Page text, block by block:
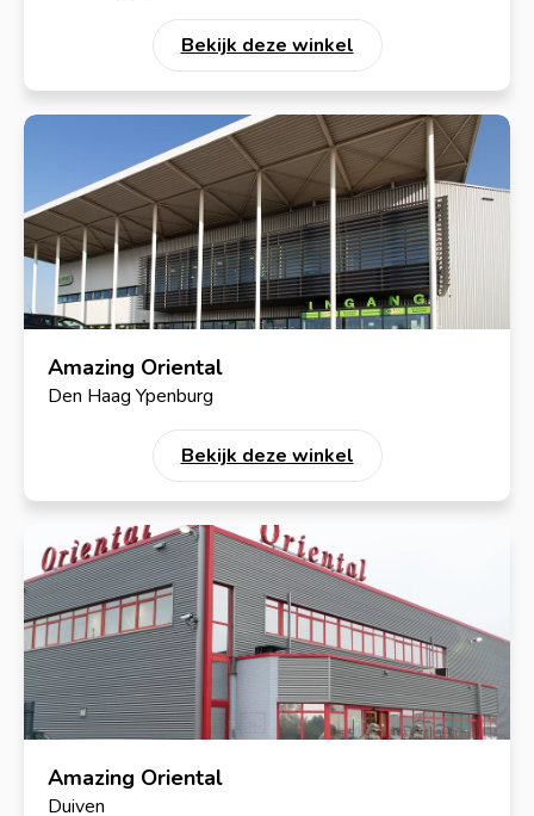
Bekijk deze winkel
Amazing Oriental
Den Haag Ypenburg
Bekijk deze winkel
Amazing Oriental
Duiven